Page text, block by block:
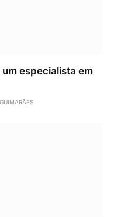
especialista em